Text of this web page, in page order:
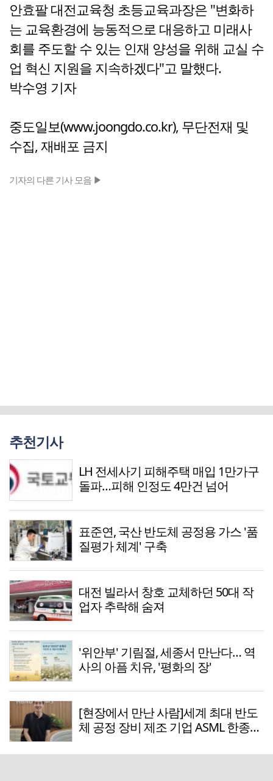
안효팔 대전교육청 초등교육과장은 "변화하
는 교육환경에 능동적으로 대응하고 미래사
회를 주도할 수 있는 인재 양성을 위해 교실 수
업 혁신 지원을 지속하겠다"고 말했다.
박수영 기자
중도일보(www.joongdo.co.kr), 무단전재 및
수집, 재배포 금지
기자의 다른 기사 모음 ▶
추천기사
LH 전세사기 피해주택 매입 1만가구
돌파…피해 인정도 4만건 넘어
표준연, 국산 반도체 공정용 가스 '품
질평가 체계' 구축
대전 빌라서 창호 교체하던 50대 작
업자 추락해 숨져
'위안부' 기림절, 세종서 만난다… 역
사의 아픔 치유, '평화의 장'
[현장에서 만난 사람]세계 최대 반도
체 공정 장비 제조 기업 ASML 한종호